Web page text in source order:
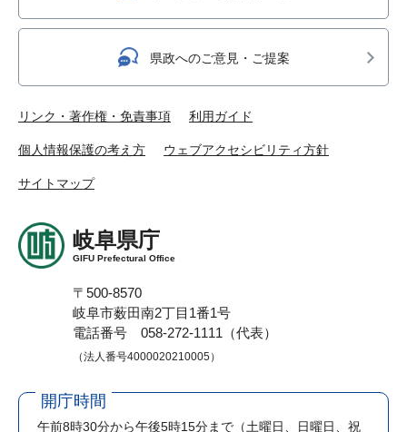
県政へのご意見・ご提案
リンク・著作権・免責事項 利用ガイド
個人情報保護の考え方 ウェブアクセシビリティ方針
サイトマップ
岐阜県庁
GIFU Prefectural Office
〒500-8570
岐阜市薮田南2丁目1番1号
電話番号 058-272-1111（代表）
（法人番号4000020210005）
開庁時間
午前8時30分から午後5時15分まで （土曜日、日曜日、祝